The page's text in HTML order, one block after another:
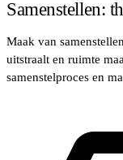
Samenstellen:
Maak van
uitstraalt en ruimte
samenstelproces en